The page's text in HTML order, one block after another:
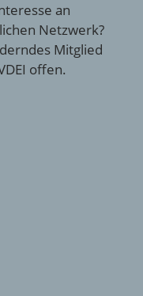
an
Netzwerk?
Mitglied
offen.